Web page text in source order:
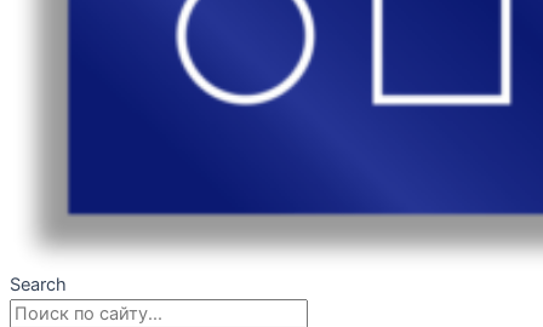
Search